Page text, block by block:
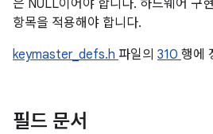
은 NULL이어야 합니다. 하드웨어 구
항목을 적용해야 합니다.
keymaster_defs.h 파일의 310 행에
필드 문서